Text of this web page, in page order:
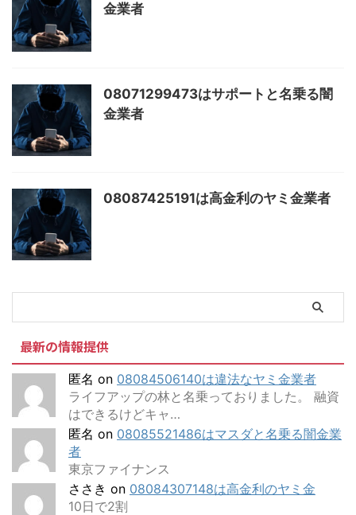
金業者
08071299473はサポートと名乗る闇
金業者
08087425191は高金利のヤミ金業者
最新の情報提供
匿名 on 08084506140は違法なヤミ金業者
ライフアップの林と名乗っておりました。 融資
はできるけどキャ…
匿名 on 08085521486はマスダと名乗る闇金業
者
東京ファイナンス
ささき on 08084307148は高金利のヤミ金
10日で2割